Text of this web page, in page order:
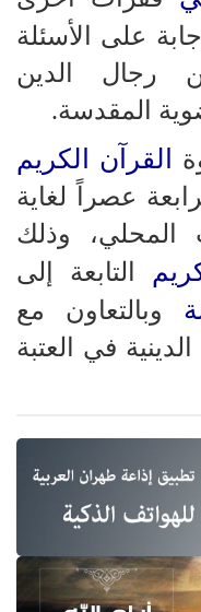
على الأسئلة
رجال الدين
المقدسة.
القرآن الكريم
عصراً لغاية
المحلي، وذلك
التابعة إلى
وبالتعاون مع
في العتبة